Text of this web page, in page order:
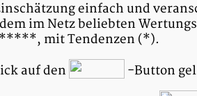
einfach und
im Netz beliebten
mit Tendenzen (*).
auf den -Button